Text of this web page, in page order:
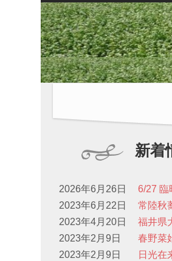
新着
2026年6月26日
6/27 臨
2023年6月22日
常陸秋
2023年4月20日
福井県
2023年2月9日
春野菜
2023年2月9日
日光在